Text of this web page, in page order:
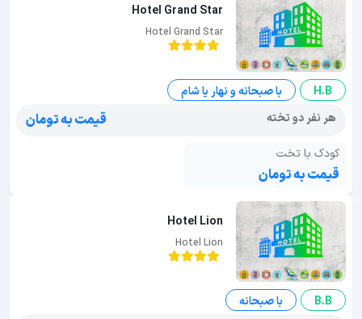
Hotel Grand Star
Hotel Grand Star
H.B
با صبحانه و نهار یا شام
هر نفر دو تخته
قیمت به تومان
کودک با تخت
قیمت به تومان
Hotel Lion
Hotel Lion
B.B
با صبحانه